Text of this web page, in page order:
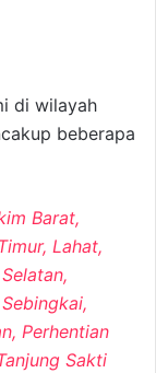
di wilayah
beberapa
Barat,
Lahat,
Perhentian
Sakti